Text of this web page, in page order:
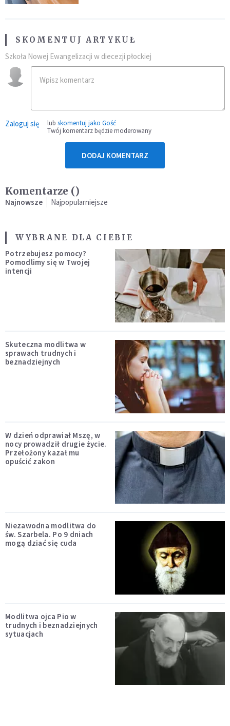
SKOMENTUJ ARTYKUŁ
Szkoła Nowej Ewangelizacji w diecezji płockiej
Zaloguj się lub skomentuj jako Gość
Twój komentarz będzie moderowany
DODAJ KOMENTARZ
Komentarze ()
Najnowsze Najpopularniejsze
WYBRANE DLA CIEBIE
Potrzebujesz pomocy?
Pomodlimy się w Twojej
intencji
Skuteczna modlitwa w
sprawach trudnych i
beznadziejnych
W dzień odprawiał Mszę, w
nocy prowadził drugie życie.
Przełożony kazał mu
opuścić zakon
Niezawodna modlitwa do
św. Szarbela. Po 9 dniach
mogą dziać się cuda
Modlitwa ojca Pio w
trudnych i beznadziejnych
sytuacjach